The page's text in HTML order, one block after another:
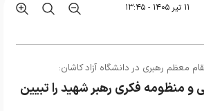
۱۱ تير ۱۴۰۵ - ۱۳:۴۵
معظم رهبری در دانشگاه آزاد کاشان:
و منظومه فکری رهبر شهید را تبیین